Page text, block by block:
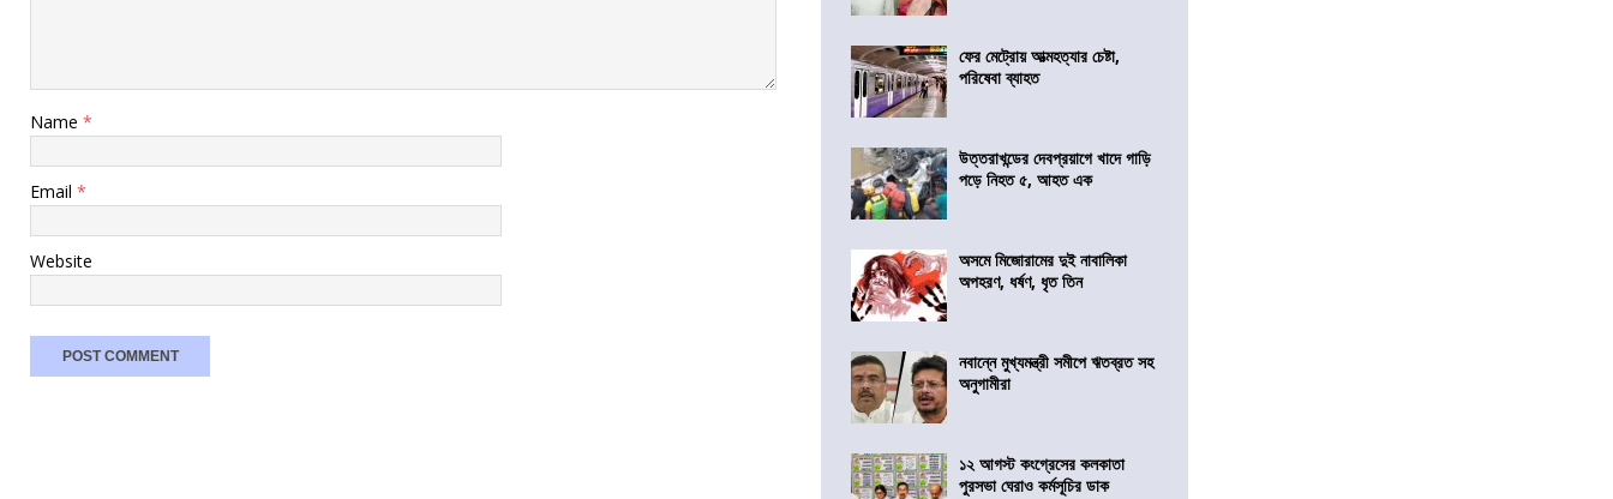
Name *
Email *
Website
ফের মেট্রোয় আত্মহত্যার চেষ্টা,
পরিষেবা ব্যাহত
উত্তরাখন্ডের দেবপ্রয়াগে খাদে গাড়ি
পড়ে নিহত ৫, আহত এক
অসমে মিজোরামের দুই নাবালিকা
অপহরণ, ধর্ষণ, ধৃত তিন
নবান্নে মুখ্যমন্ত্রী সমীপে ঋতব্রত সহ
অনুগামীরা
১২ আগস্ট কংগ্রেসের কলকাতা
পুরসভা ঘেরাও কর্মসূচির ডাক